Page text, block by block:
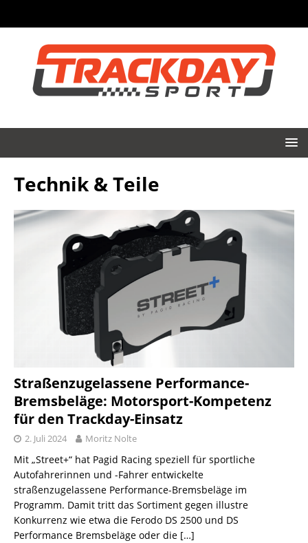
Technik & Teile
Straßenzugelassene Performance-
Bremsbeläge: Motorsport-Kompetenz
für den Trackday-Einsatz
2. Juli 2024 Moritz Nolte
Mit „Street+“ hat Pagid Racing speziell für sportliche
Autofahrerinnen und -Fahrer entwickelte
straßenzugelassene Performance-Bremsbeläge im
Programm. Damit tritt das Sortiment gegen illustre
Konkurrenz wie etwa die Ferodo DS 2500 und DS
Performance Bremsbeläge oder die […]